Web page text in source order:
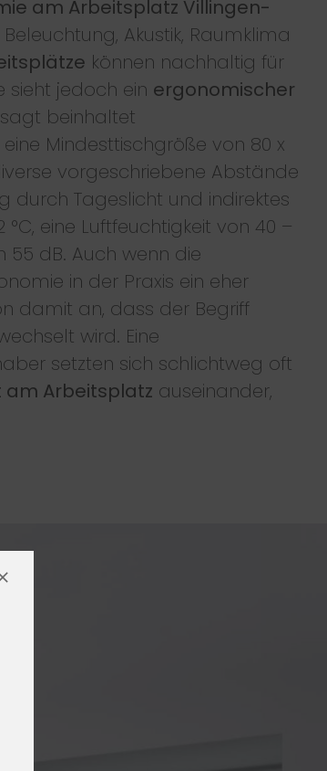
am Arbeitsplatz Villingen-
Akustik, Raumklima
können nachhaltig für
sieht jedoch ein ergonomischer
beinhaltet
eine Mindesttischgröße von 80 x
vorgeschriebene Abstände
durch Tageslicht und indirektes
eine Luftfeuchtigkeit von 40 –
dB. Auch wenn die
in der Praxis ein eher
damit an, dass der Begriff
wird. Eine
setzten sich schlichtweg oft
am Arbeitsplatz auseinander,